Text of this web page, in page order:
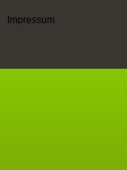
Impressum